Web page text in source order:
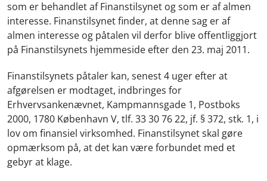
som er behandlet af Finanstilsynet og som er af almen
interesse. Finanstilsynet finder, at denne sag er af
almen interesse og påtalen vil derfor blive offentliggjort
på Finanstilsynets hjemmeside efter den 23. maj 2011.
Finanstilsynets påtaler kan, senest 4 uger efter at
afgørelsen er modtaget, indbringes for
Erhvervsankenævnet, Kampmannsgade 1, Postboks
2000, 1780 København V, tlf. 33 30 76 22, jf. § 372, stk. 1, i
lov om finansiel virksomhed. Finanstilsynet skal gøre
opmærksom på, at det kan være forbundet med et
gebyr at klage.